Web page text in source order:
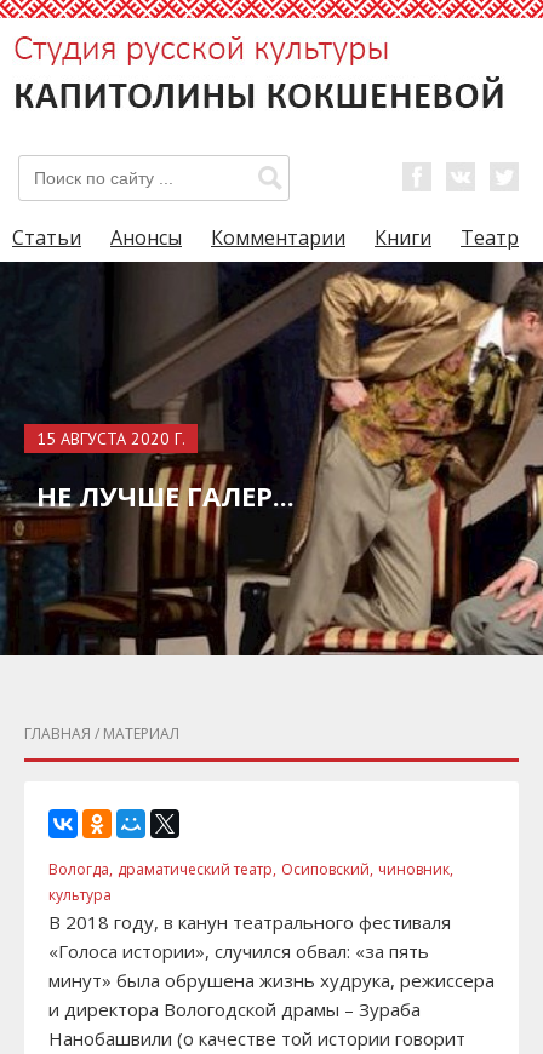
Статьи Анонсы Комментарии Книги Театр
15 АВГУСТА 2020 Г.
НЕ ЛУЧШЕ ГАЛЕР...
ГЛАВНАЯ / МАТЕРИАЛ
Вологда, драматический театр, Осиповский, чиновник,
культура
В 2018 году, в канун театрального фестиваля
«Голоса истории», случился обвал: «за пять
минут» была обрушена жизнь худрука, режиссера
и директора Вологодской драмы – Зураба
Нанобашвили (о качестве той истории говорит